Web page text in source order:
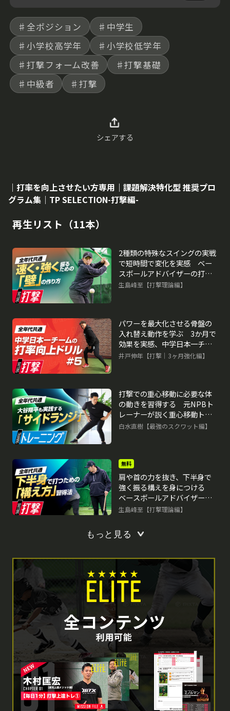
♯全ポジション
♯中学生
♯小学校高学年
♯小学校低学年
♯打撃フォーム改善
♯打撃基礎
♯中級者
♯打撃
シェアする
｜打率を向上させたい方専用｜課題解決特化型 推奨プロ
グラム集｜TP SELECTION-打撃編-
再生リスト（11本）
2種類の特殊なスイングの実戦
で短時間で変化を実感 ベー
スボールアドバイザーの打撃
力向上ドリル
生島峰至【打撃理論編】
パワーを最大化させる骨盤の
入れ替え動作を学ぶ 3か月で
効果を実感、中学日本一チー
ムの打率向上ドリル
井戸伸年【打撃｜3ヶ月強化編】
打撃での重心移動に必要な体
の動きを習得する 元NPBト
レーナーが説く重心移動トレ
ーニング
白水直樹【最強のスクワット編】
無料
肩や首の力を抜き、下半身で
強く振る構えを身につける
ベースボールアドバイザーの
打撃力向上ドリル
生島峰至【打撃理論編】
もっと見る